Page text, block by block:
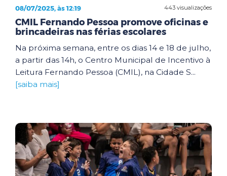
443 visualizações
08/07/2025, às 12:19
CMIL Fernando Pessoa promove oficinas e
brincadeiras nas férias escolares
Na próxima semana, entre os dias 14 e 18 de julho,
a partir das 14h, o Centro Municipal de Incentivo à
Leitura Fernando Pessoa (CMIL), na Cidade S...
[saiba mais]